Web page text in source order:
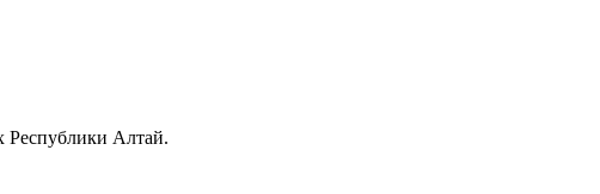
Республики Алтай.